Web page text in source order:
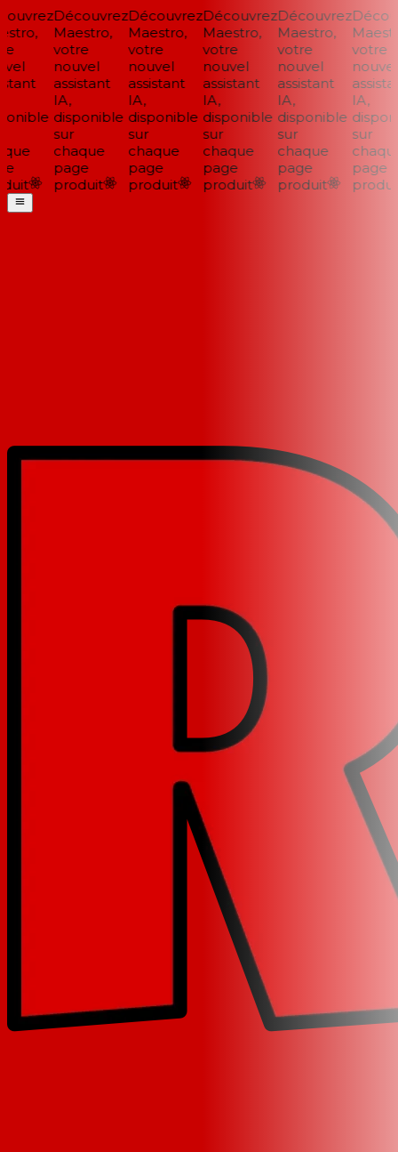
Découvrez
Maestro,
votre
nouvel
assistant
IA,
disponible
sur
chaque
page
produit
Découvrez
Maestro,
votre
nouvel
assistant
IA,
disponible
sur
chaque
page
produit
Découvrez
Maestro,
votre
nouvel
assistant
IA,
disponible
sur
chaque
page
produit
Découvrez
Maestro,
votre
nouvel
assistant
IA,
disponible
sur
chaque
page
produit
votre
nouvel
IA,
sur
chaque
page
produit